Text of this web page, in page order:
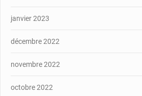
janvier 2023
décembre 2022
novembre 2022
octobre 2022